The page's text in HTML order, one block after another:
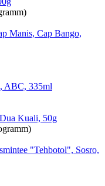
Manis, Cap Bango,
ABC, 335ml
Kuali, 50g
"Tehbotol", Sosro,